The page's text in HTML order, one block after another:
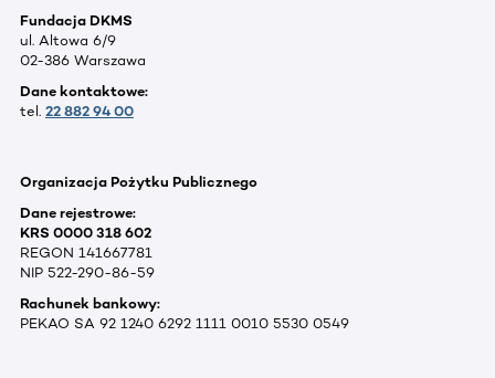
Fundacja DKMS
ul. Altowa 6/9
02-386 Warszawa
Dane kontaktowe:
tel. 22 882 94 00
Organizacja Pożytku Publicznego
Dane rejestrowe:
KRS 0000 318 602
REGON 141667781
NIP 522-290-86-59
Rachunek bankowy:
PEKAO SA 92 1240 6292 1111 0010 5530 0549